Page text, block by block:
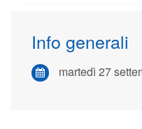
Info generali
martedì 27